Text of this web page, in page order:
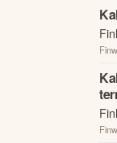
ett